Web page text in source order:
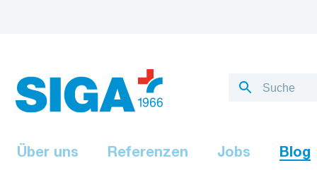
Über uns Referenzen Jobs Blog